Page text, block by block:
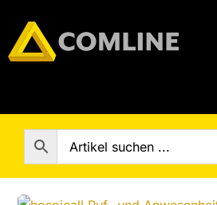
content
Technik-Service
Rufanlage